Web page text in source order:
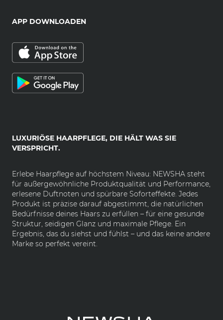
LUXURIÖSE HAARPFLEGE, DIE HÄLT WAS SIE
VERSPRICHT.
Erlebe Haarpflege auf höchstem Niveau: NEWSHA steht
für außergewöhnliche Produktqualität und Performance,
erlesene Duftnoten und spürbare Soforteffekte. Jedes
Produkt ist präzise darauf abgestimmt, die natürlichen
Bedürfnisse deines Haars zu erfüllen – für eine gesunde
Struktur, seidigen Glanz und maximale Pflege. Ein
Ergebnis, das du siehst und fühlst – und das keine andere
Marke so perfekt vereint.
APP DOWNLOADEN